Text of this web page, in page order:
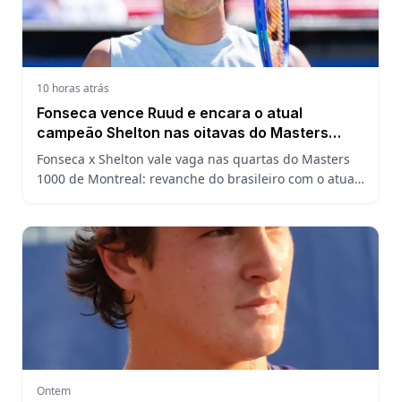
10 horas atrás
Fonseca vence Ruud e encara o atual
campeão Shelton nas oitavas do Masters
1000 de Montreal
Fonseca x Shelton vale vaga nas quartas do Masters
1000 de Montreal: revanche do brasileiro com o atual
Ontem